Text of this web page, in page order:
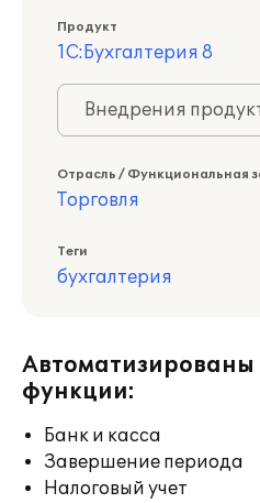
Продукт
1С:Бухгалтерия 8
Внедрения
Отрасль / Функциональная
Торговля
Теги
бухгалтерия
функции:
Банк и касса
Завершение периода
Налоговый учет